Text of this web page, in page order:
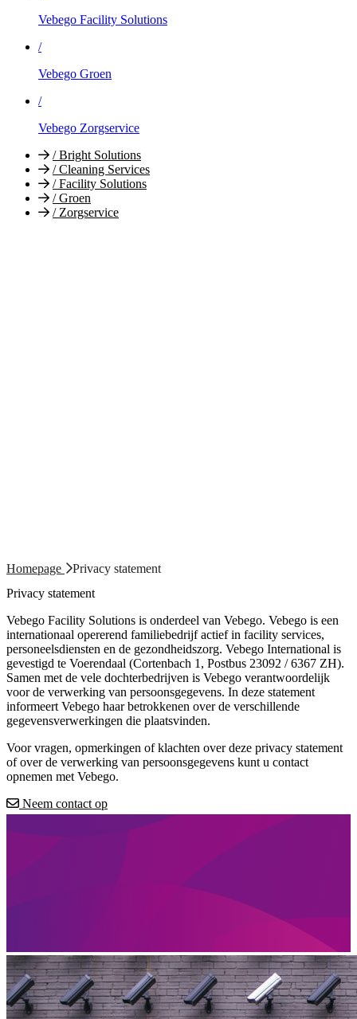
Vebego Facility Solutions
/
Vebego Groen
/
Vebego Zorgservice
/Bright Solutions
/Cleaning Services
/Facility Solutions
/Groen
/Zorgservice
Homepage
Privacy statement
Privacy statement
Vebego Facility Solutions is onderdeel van Vebego. Vebego is een
internationaal opererend familiebedrijf actief in facility services,
personeelsdiensten en de gezondheidszorg. Vebego International is
gevestigd te Voerendaal (Cortenbach 1, Postbus 23092 / 6367 ZH).
Samen met de vele dochterbedrijven is Vebego verantwoordelijk
voor de verwerking van persoonsgegevens. In deze statement
informeert Vebego haar betrokkenen over de verschillende
gegevensverwerkingen die plaatsvinden.
Voor vragen, opmerkingen of klachten over deze privacy statement
of over de verwerking van persoonsgegevens kunt u contact
opnemen met Vebego.
Neem contact op